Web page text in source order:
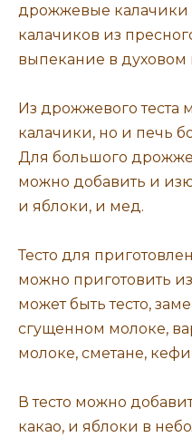
дрожжевые
калачиков из
выпекание в духовом
Из дрожжевого теста
калачики, но и печь
Для большого
можно добавить и
и яблоки, и мед.
Тесто для
можно приготовить из
может быть тесто,
сгущенном молоке,
молоке, сметане,
В тесто можно
какао, и яблоки в